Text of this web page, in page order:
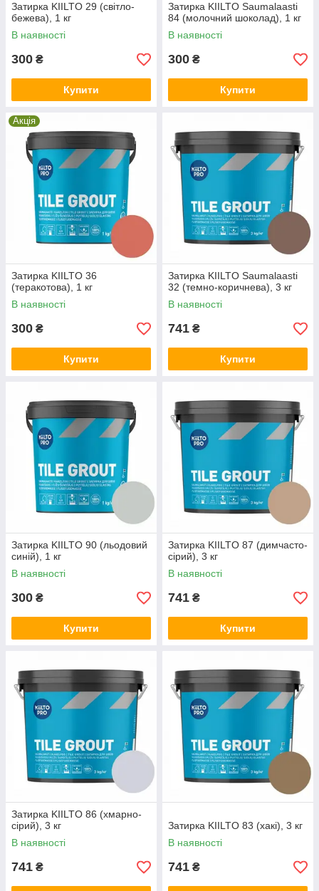
Затирка KIILTO 29 (світло-
бежева), 1 кг
В наявності
300 ₴
Купити
Затирка KIILTO Saumalaasti
84 (молочний шоколад), 1 кг
В наявності
300 ₴
Купити
Акція
Затирка KIILTO 36
(теракотова), 1 кг
В наявності
300 ₴
Купити
Затирка KIILTO Saumalaasti
32 (темно-коричнева), 3 кг
В наявності
741 ₴
Купити
Затирка KIILTO 90 (льодовий
синій), 1 кг
В наявності
300 ₴
Купити
Затирка KIILTO 87 (димчасто-
сірий), 3 кг
В наявності
741 ₴
Купити
Затирка KIILTO 86 (хмарно-
сірий), 3 кг
В наявності
741 ₴
Затирка KIILTO 83 (хакі), 3 кг
В наявності
741 ₴